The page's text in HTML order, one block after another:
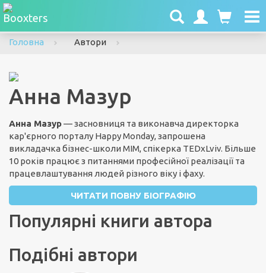
Головна
Автори
Анна Мазур
Анна Мазур— засновниця та виконавча директорка
кар'єрного порталу Happy Monday, запрошена
викладачка бізнес-школи МІМ, спікерка TEDxLviv. Більше
10 років працює з питаннями професійної реалізації та
працевлаштування людей різного віку і фаху.
ЧИТАТИ ПОВНУ БІОГРАФІЮ
Популярні книги автора
Подібні автори